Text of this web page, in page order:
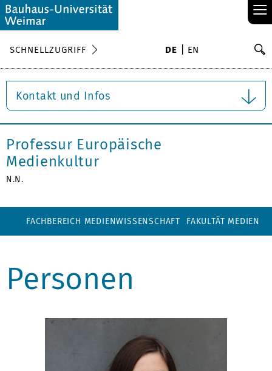
≡
SCHNELLZUGRIFF DE EN
Kontakt und Infos
Professur Europäische
Medienkultur
N.N.
FACHBEREICH MEDIENWISSENSCHAFT FAKULTÄT MEDIEN
Personen